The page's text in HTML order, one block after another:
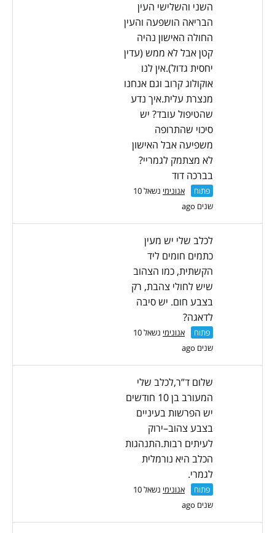
השני והשלישי העין
הבריאה הושפעה והעין
החולה האישון נהיה
קטן אבל לא ממש (עדין
יחסית גדול).אין לנו
אוקולוג קרוב וגם אנחנו
מנצרת עלית.איך נדע
שהטיפול עובד? יש
סיכוי שהתרופה
משפיעה אבל האישון
לא מצתמק לגמריי?
בברכה דוד
פתוח אנונימי
נשאל 10
שנים ago
לכלב שלי יש מעין
כתמים חומים ליד
הקשתית, כמו הצהוב
שיש לחולי צהבת, רק
בצבע חום. יש סיבה
לדאגה?
פתוח אנונימי
נשאל 10
שנים ago
שלום ד”ר,לכלב שלי
המעורב בן 10 חודשים
יש הפרשות בעיניים
בצבע צהוב–ירוק
לעיתים רבות.התנהגות
הכלב היא נורמלית
לגמרי.
פתוח אנונימי
נשאל 10
שנים ago